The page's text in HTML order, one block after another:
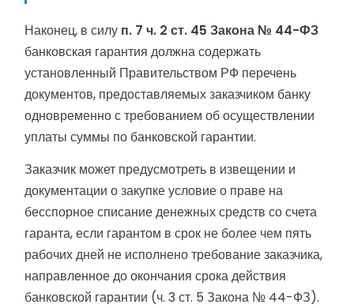
Наконец, в силу п. 7 ч. 2 ст. 45 Закона № 44-ФЗ
банковская гарантия должна содержать
установленный Правительством РФ перечень
документов, предоставляемых заказчиком банку
одновременно с требованием об осуществлении
уплаты суммы по банковской гарантии.
Заказчик может предусмотреть в извещении и
документации о закупке условие о праве на
бесспорное списание денежных средств со счета
гаранта, если гарантом в срок не более чем пять
рабочих дней не исполнено требование заказчика,
направленное до окончания срока действия
банковской гарантии (ч. 3 ст. 5 Закона № 44-ФЗ).